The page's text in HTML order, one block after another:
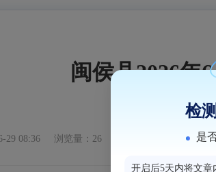
闽侯县2026年
29 08:36 浏览量：26
检
是
开启后5天内将文